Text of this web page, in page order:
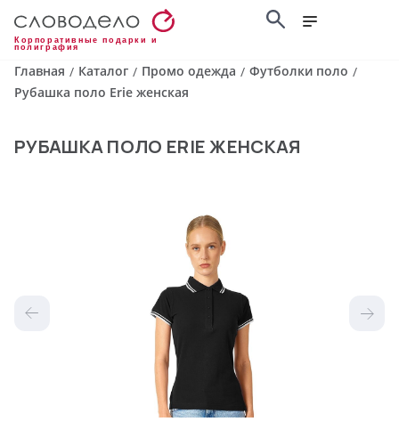
Корпоративные подарки и
полиграфия
Главная / Каталог / Промо одежда / Футболки поло /
Рубашка поло Erie женская
РУБАШКА ПОЛО ERIE ЖЕНСКАЯ